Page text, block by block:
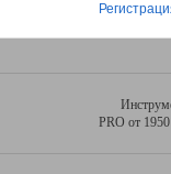
PRO от 1950